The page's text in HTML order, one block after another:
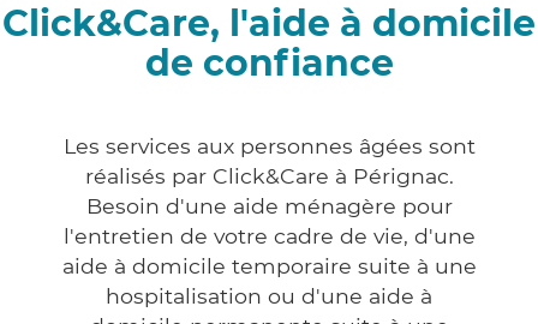
Click&Care, l'aide à domicile
de confiance
Les services aux personnes âgées sont
réalisés par Click&Care à Pérignac.
Besoin d'une aide ménagère pour
l'entretien de votre cadre de vie, d'une
aide à domicile temporaire suite à une
hospitalisation ou d'une aide à